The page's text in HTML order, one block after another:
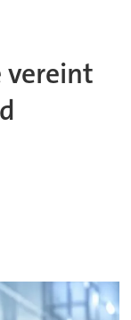
vereint